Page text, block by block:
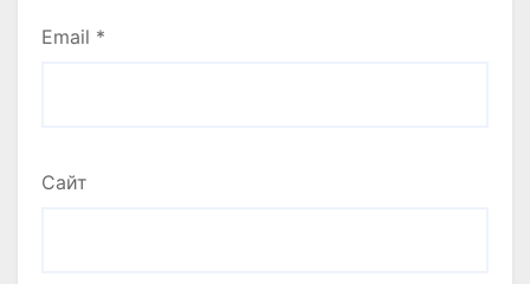
Email *
Сайт